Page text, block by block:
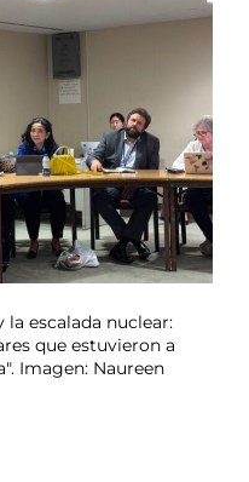
escalada nuclear:
que estuvieron a
Imagen: Naureen